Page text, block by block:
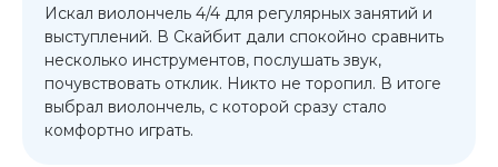
Искал виолончель 4/4 для регулярных занятий и
выступлений. В Скайбит дали спокойно сравнить
несколько инструментов, послушать звук,
почувствовать отклик. Никто не торопил. В итоге
выбрал виолончель, с которой сразу стало
комфортно играть.